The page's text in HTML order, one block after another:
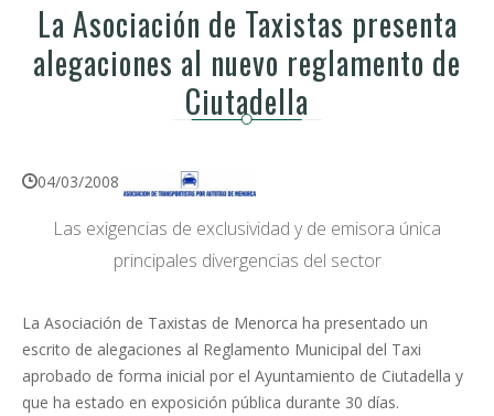
La Asociación de Taxistas presenta
alegaciones al nuevo reglamento de
Ciutadella
04/03/2008
Las exigencias de exclusividad y de emisora única
principales divergencias del sector
La Asociación de Taxistas de Menorca ha presentado un
escrito de alegaciones al Reglamento Municipal del Taxi
aprobado de forma inicial por el Ayuntamiento de Ciutadella y
que ha estado en exposición pública durante 30 días.